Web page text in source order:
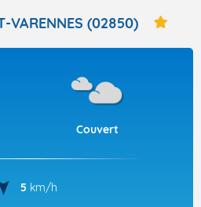
Articles
VARENNES (02850)
Couvert
5 km/h